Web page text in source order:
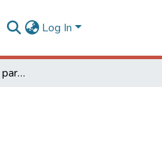
Log In
Sensoriamento remoto para identificação de falhas em cultura do eucalipto